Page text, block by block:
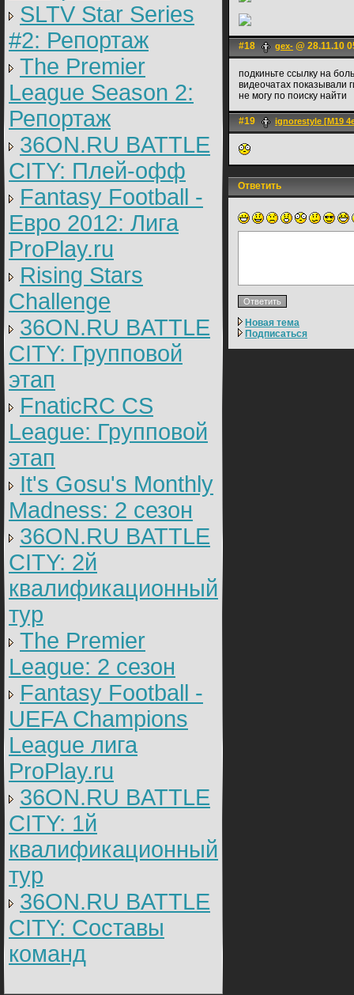
SLTV Star Series
#2: Репортаж
The Premier
League Season 2:
Репортаж
36ON.RU BATTLE
CITY: Плей-офф
Fantasy Football -
Евро 2012: Лига
ProPlay.ru
Rising Stars
Challenge
36ON.RU BATTLE
CITY: Групповой
этап
FnaticRC CS
League: Групповой
этап
It's Gosu's Monthly
Madness: 2 сезон
36ON.RU BATTLE
CITY: 2й
квалификационный
тур
The Premier
League: 2 cезон
Fantasy Football -
UEFA Champions
League лига
ProPlay.ru
36ON.RU BATTLE
CITY: 1й
квалификационный
тур
36ON.RU BATTLE
CITY: Составы
команд
#18 gex- @ 28.11.10
подкиньте ссылку на
видеочатах показывали
не могу по поиску найти
#19 ignorestyle [M19
Ответить
Новая тема
Подписаться